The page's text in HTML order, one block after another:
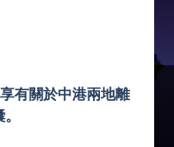
有關於中港兩地離